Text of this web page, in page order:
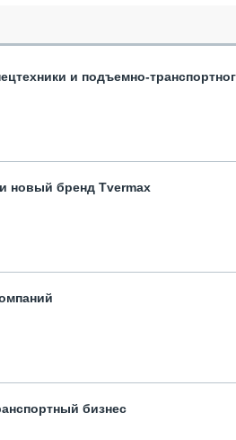
и подъемно-
новый бренд Tvermax
бизнес